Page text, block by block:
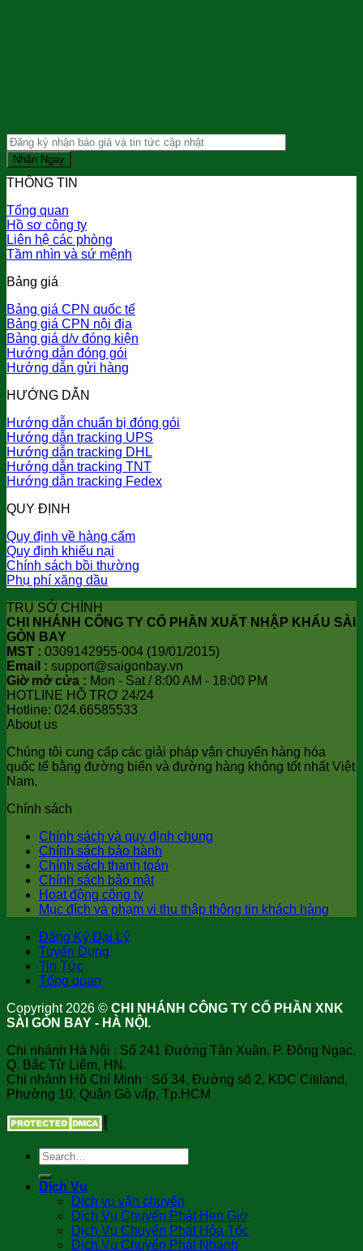
THÔNG TIN
Tổng quan
Hồ sơ công ty
Liên hệ các phòng
Tầm nhìn và sứ mệnh
Bảng giá
Bảng giá CPN quốc tế
Bảng giá CPN nội địa
Bảng giá d/v đóng kiện
Hướng dẫn đóng gói
Hướng dẫn gửi hàng
HƯỚNG DẪN
Hướng dẫn chuẩn bị đóng gói
Hướng dẫn tracking UPS
Hướng dẫn tracking DHL
Hướng dẫn tracking TNT
Hướng dẫn tracking Fedex
QUY ĐỊNH
Quy định về hàng cấm
Quy định khiếu nại
Chính sách bồi thường
Phụ phí xăng dầu
TRỤ SỞ CHÍNH
CHI NHÁNH CÔNG TY CỔ PHẦN XUẤT NHẬP KHẨU SÀI
GÒN BAY
MST : 0309142955-004 (19/01/2015)
Email : support@saigonbay.vn
Giờ mở cửa : Mon - Sat / 8:00 AM - 18:00 PM
HOTLINE HỖ TRỢ 24/24
Hotline: 024.66585533
About us
Chúng tôi cung cấp các giải pháp vận chuyển hàng hóa
quốc tế bằng đường biển và đường hàng không tốt nhất Việt
Nam.
Chính sách
Chính sách và quy định chung
Chính sách bảo hành
Chính sách thanh toán
Chính sách bảo mật
Hoạt động công ty
Mục đích và phạm vi thu thập thông tin khách hàng
Đăng Ký Đại Lý
Tuyển Dụng
Tin Tức
Tổng quan
Copyright 2026 © CHI NHÁNH CÔNG TY CỔ PHẦN XNK
SÀI GÒN BAY - HÀ NỘI.
Chi nhánh Hà Nội : Số 241 Đường Tân Xuân, P. Đông Ngạc,
Q. Bắc Từ Liêm, HN.
Chi nhánh Hồ Chí Minh : Số 34, Đường số 2, KDC Citiland,
Phường 10, Quận Gò vấp, Tp.HCM
Dịch Vụ
Dịch vụ vận chuyển
Dịch Vụ Chuyển Phát Hẹn Giờ
Dịch Vụ Chuyển Phát Hỏa Tốc
Dịch Vụ Chuyển Phát Nhanh